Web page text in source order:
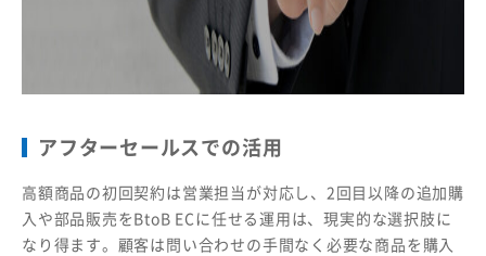
アフターセールスでの活用
高額商品の初回契約は営業担当が対応し、2回目以降の追加購
入や部品販売をBtoB ECに任せる運用は、現実的な選択肢に
なり得ます。顧客は問い合わせの手間なく必要な商品を購入